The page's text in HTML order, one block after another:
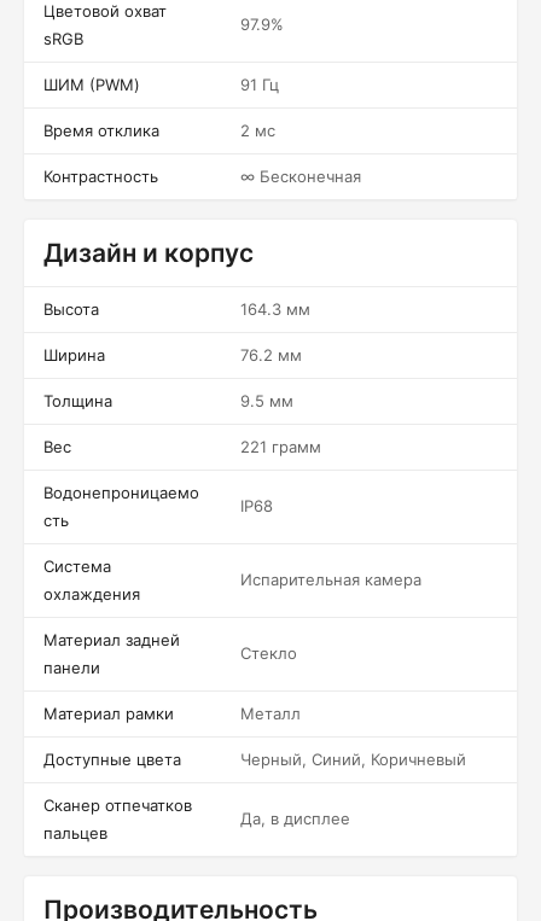
Цветовой охват
sRGB
97.9%
ШИМ (PWM) 91 Гц
Время отклика 2 мс
Контрастность ∞ Бесконечная
Дизайн и корпус
Высота 164.3 мм
Ширина 76.2 мм
Толщина 9.5 мм
Вес 221 грамм
Водонепроницаемо
сть
IP68
Система
охлаждения
Испарительная камера
Материал задней
панели
Стекло
Материал рамки Металл
Доступные цвета Черный, Синий, Коричневый
Сканер отпечатков
пальцев
Да, в дисплее
Производительность